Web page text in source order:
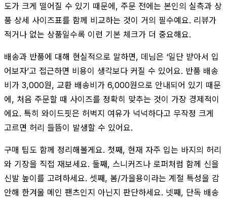
도가 크게 떨어질 수 있기 때문에, 주문 전에는 본인의 실측과 상
품 상세 사이즈표를 함께 비교하는 것이 거의 필수예요. 리뷰가
적거나 없는 상품일수록 이런 기본 체크가 더 중요해요.
배송과 반품에 대해 현실적으로 말하면, 데님은 ‘일단 받아서 입
어보자’고 접근하면 비용이 생각보다 커질 수 있어요. 반품 배송
비가 3,000원, 교환 배송비가 6,000원으로 안내되어 있기 때문
에, 처음 주문할 때 사이즈를 정확히 맞추는 것이 가장 경제적이
에요. 특히 와이드핏은 허벅지 여유가 넉넉하다고 무작정 크게
고르면 허리 들뜸이 발생할 수 있어요.
구매 팁도 함께 정리해볼게요. 첫째, 현재 자주 입는 바지의 허리
와 기장을 직접 재보세요. 둘째, 스니커즈나 로퍼처럼 함께 신을
신발 높이를 고려하세요. 셋째, 봄/가을용이라는 계절 특성을 감
안해 한겨울 메인 팬츠인지 아닌지 판단하세요. 넷째, 단독 배송